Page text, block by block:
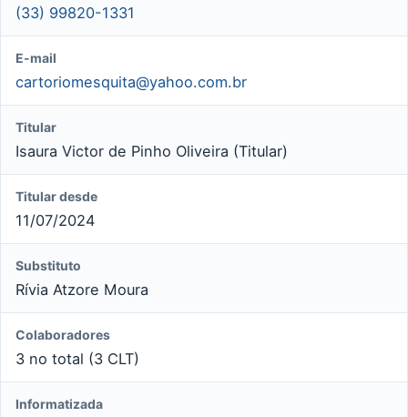
(33) 99820-1331
E-mail
cartoriomesquita@yahoo.com.br
Titular
Isaura Victor de Pinho Oliveira (Titular)
Titular desde
11/07/2024
Substituto
Rívia Atzore Moura
Colaboradores
3 no total (3 CLT)
Informatizada